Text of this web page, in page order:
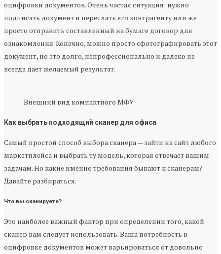
оцифровки документов. Очень частая ситуация: нужно
подписать документ и переслать его контрагенту или же
просто отправить составленный на бумаге договор для
ознакомления. Конечно, можно просто сфотографировать этот
документ, но это долго, непрофессионально и далеко не
всегда дает желаемый результат.
Внешний вид компактного МФУ
Как выбрать подходящий сканер для офиса
Самый простой способ выбора сканера — зайти на сайт любого
маркетплейса и выбрать ту модель, которая отвечает вашим
задачам. Но какие именно требования бывают к сканерам?
Давайте разбираться.
Что вы сканируете?
Это наиболее важный фактор при определении того, какой
сканер вам следует использовать. Ваша потребность в
оцифровке документов может варьироваться от довольно